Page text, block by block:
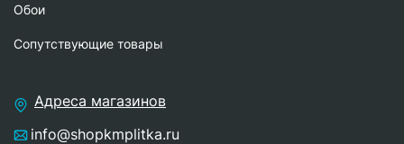
Обои
Сопутствующие товары
Адреса магазинов
info@shopkmplitka.ru